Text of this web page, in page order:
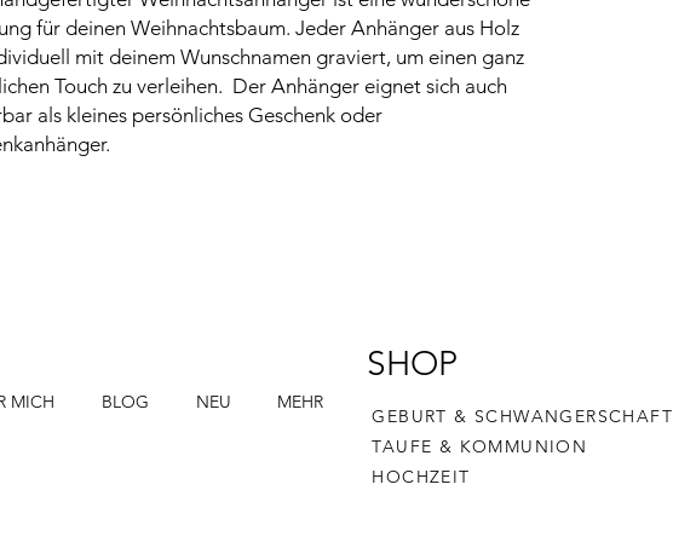
für deinen Weihnachtsbaum. Jeder Anhänger aus Holz
mit deinem Wunschnamen graviert, um einen ganz
Touch zu verleihen. Der Anhänger eignet sich auch
als kleines persönliches Geschenk oder
SHOP
GEBURT & SCHWANGERSCHAFT
TAUFE & KOMMUNION
HOCHZEIT
MICH BLOG NEU MEHR